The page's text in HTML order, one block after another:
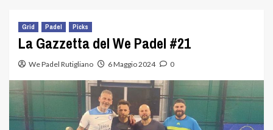
Grid Padel Picks
La Gazzetta del We Padel #21
We Padel Rutigliano 6 Maggio 2024 0